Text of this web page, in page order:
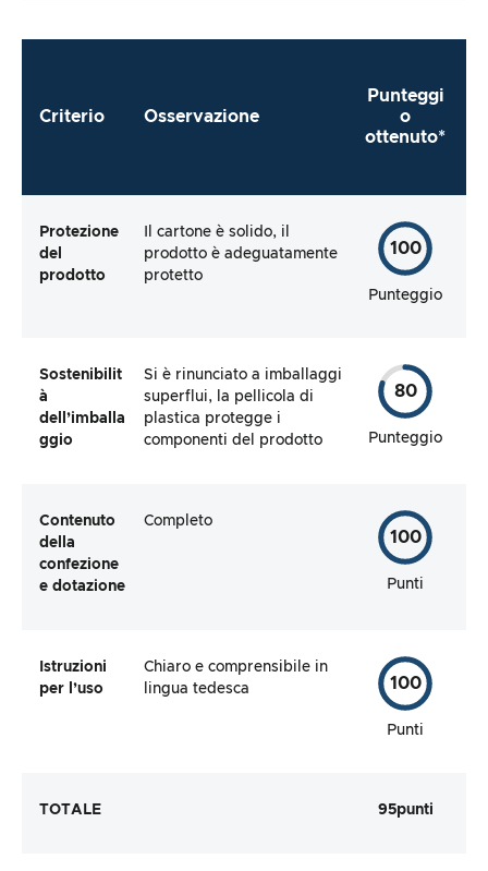
prodotto?
Criterio Osservazione
Punteggi
o
ottenuto*
Protezione
del
prodotto
Il cartone è solido, il
prodotto è adeguatamente
protetto
100
Punteggio
Sostenibilit
à
dell’imballa
ggio
Si è rinunciato a imballaggi
superflui, la pellicola di
plastica protegge i
componenti del prodotto
80
Punteggio
Contenuto
della
confezione
e dotazione
Completo
100
Punti
Istruzioni
per l’uso
Chiaro e comprensibile in
lingua tedesca
100
Punti
TOTALE 95punti